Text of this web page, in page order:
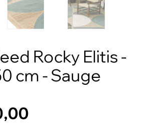
Rocky Elitis -
cm - Sauge